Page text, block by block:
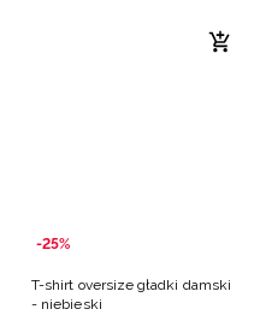
-25%
T-shirt oversize gładki damski
- niebieski